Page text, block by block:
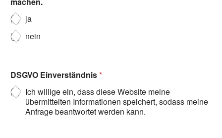
ja
nein
DSGVO Einverständnis*
Ich willige ein, dass diese Website meine
übermittelten Informationen speichert, sodass meine
Anfrage beantwortet werden kann.